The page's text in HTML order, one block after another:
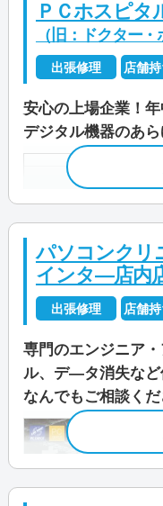
ＰＣホスピタ
（旧：ドクター・
出張修理 店舗
安心の上場企業！
デジタル機器のあ
店舗住所
〒 260-
千葉県
JR「
パソコンクリ
インタ―店内
出張修理 店舗
専門のエンジニア
ル、デ―タ消失など
なんでもご相談く